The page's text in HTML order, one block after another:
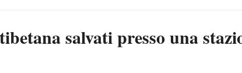
salvati presso una